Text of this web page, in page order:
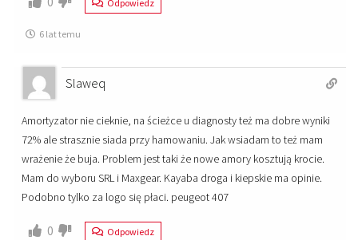
Odpowiedz
6 lat temu
Slaweq
Amortyzator nie cieknie, na ścieżce u diagnosty też ma dobre wyniki
72% ale strasznie siada przy hamowaniu. Jak wsiadam to też mam
wrażenie że buja. Problem jest taki że nowe amory kosztują krocie.
Mam do wyboru SRL i Maxgear. Kayaba droga i kiepskie ma opinie.
Podobno tylko za logo się płaci. peugeot 407
0 Odpowiedz